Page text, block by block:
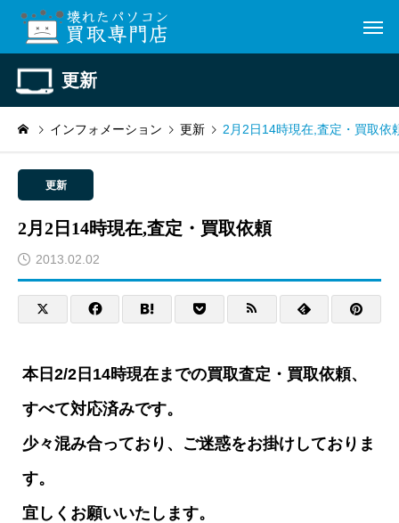
更新
インフォメーション 更新 2月2日14時現在,査定・買取依
更新
2月2日14時現在,査定・買取依頼
2013.02.02
本日2/2日14時現在までの買取査定・買取依頼、
すべて対応済みです。
少々混み合っており、ご迷惑をお掛けしておりま
す。
宜しくお願いいたします。